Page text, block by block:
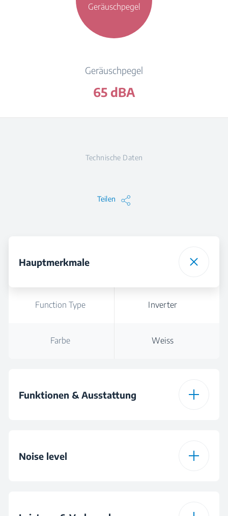
Geräuschpegel
Geräuschpegel
65 dBA
Technische Daten
Teilen
Hauptmerkmale
Function Type Inverter
Farbe Weiss
Funktionen & Ausstattung
Noise level